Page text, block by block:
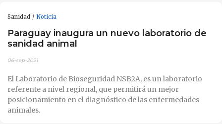
Sanidad Noticia
Paraguay inaugura un nuevo laboratorio de
sanidad animal
06-sep-2021
El Laboratorio de Bioseguridad NSB2A, es un laboratorio
referente a nivel regional, que permitirá un mejor
posicionamiento en el diagnóstico de las enfermedades
animales.